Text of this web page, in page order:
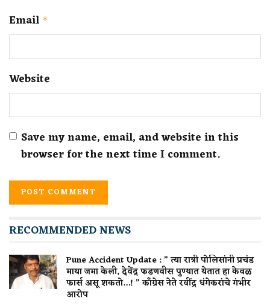
Email *
Website
Save my name, email, and website in this
browser for the next time I comment.
RECOMMENDED NEWS
Pune Accident Update : ” त्या रात्री पोलिसांनी प्रचंड
माया जमा केली, देवेंद्र फडणवीस पुण्यात येतात हा केवळ
फार्स असू शकतो…! ” काँग्रेस नेते रवींद्र धंगेकरांचे गंभीर
आरोप